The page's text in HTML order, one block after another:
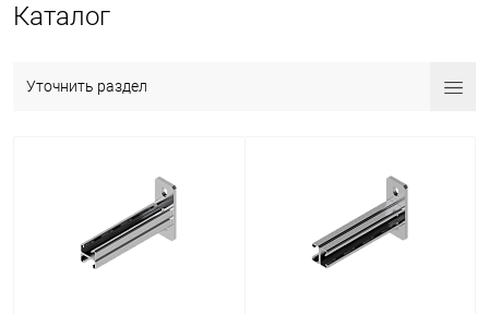
Каталог
Уточнить раздел